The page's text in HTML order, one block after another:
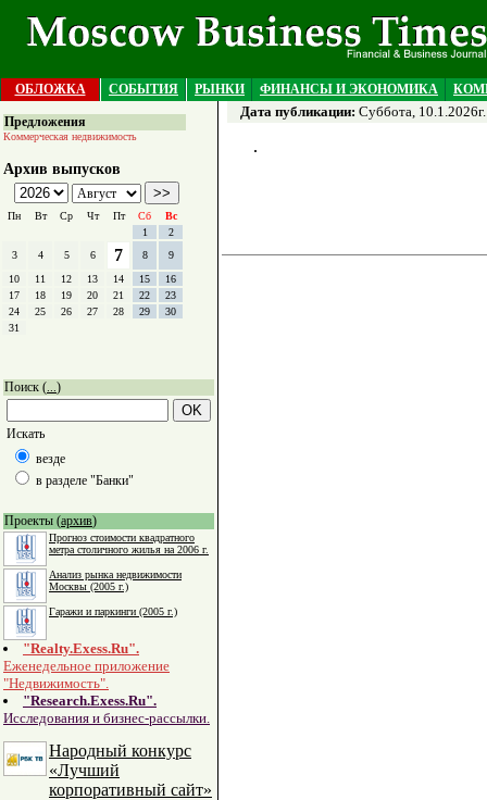
ОБЛОЖКА СОБЫТИЯ РЫНКИ ФИНАНСЫ И ЭКОНОМИКА
Предложения
Коммерческая недвижимость
Архив выпусков
Пн Вт Ср Чт Пт Сб
Вс
1
2
3
4 5 6 7 8
9
10
11 12 13 14 15
16
17
18 19 20 21 22
23
24
25 26 27 28 29
30
31
Поиск ( )
Искать
везде
в разделе "Банки"
Проекты (архив)
Прогноз стоимости квадратного
метра столичного жилья на 2006 г.
Анализ рынка недвижимости
Москвы (2005 г.)
Гаражи и паркинги (2005 г.)
"Realty.Exess.Ru".
Еженедельное приложение
"Недвижимость".
"Research.Exess.Ru".
Исследования и бизнес-рассылки.
Народный конкурс
«Лучший
корпоративный сайт»
Дата публикации: Суббота, 10.1.2026г.